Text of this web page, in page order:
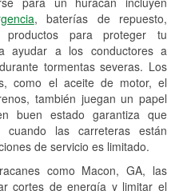
, baterías de repuesto,
para proteger tu
ayudar a los conductores a
tormentas severas. Los
como el aceite de motor, el
también juegan un papel
buen estado garantiza que
cuando las carreteras están
de servicio es limitado.
como Macon, GA, las
cortes de energía y limitar el
y aceite
de faros
de
y discos de